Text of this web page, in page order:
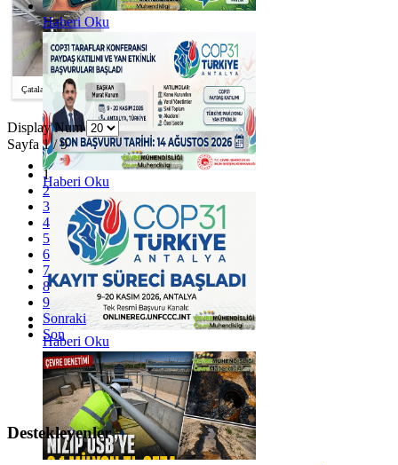
Haberi Oku
Haberi Oku
Haberi Oku
Çatalan İçme Su...
Display Num
Sayfa 1 / 9
1
2
3
4
5
6
7
8
9
Sonraki
Son
Destekleyenler